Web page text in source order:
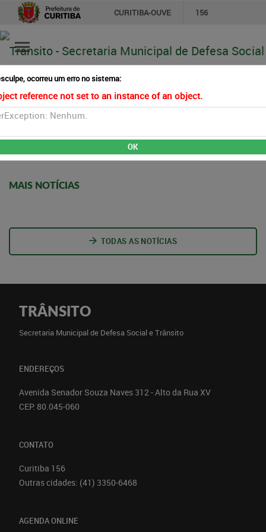
CURITIBA-OUVE 156
ocorreu um erro no sistema:
reference not set to an instance of an object.
Ir
para
conteúdo
MAIS NOTÍCIAS
TODAS AS NOTÍCIAS
TRÂNSITO
Secretaria Municipal de Defesa Social e Trânsito
ENDEREÇOS
Avenida Senador Souza Naves 312 - Alto da Rua XV
CEP: 80.045-060
CONTATO
Curitiba 156
Outras cidades: (41) 3350-6468
AGENDA ONLINE